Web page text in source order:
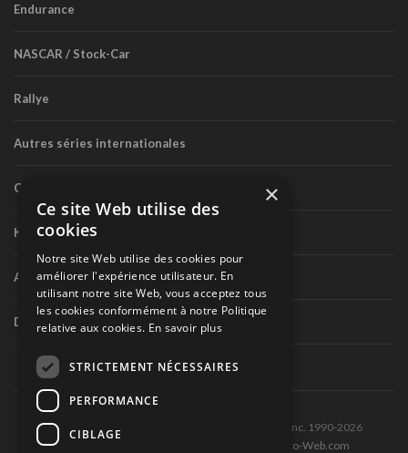
Endurance
NASCAR / Stock-Car
Rallye
Autres séries internationales
Circuit routier canadien
Karting
Autres séries nationales
Divers
Tous droits réservés © Les Éditions Pole-Position inc. 1990-2026
Ce site est produit et hébergé par Montréal-Photo-Web.com
×
Ce site Web utilise des
cookies
Notre site Web utilise des cookies pour
améliorer l'expérience utilisateur. En
utilisant notre site Web, vous acceptez tous
les cookies conformément à notre Politique
relative aux cookies. En savoir plus
STRICTEMENT NÉCESSAIRES
PERFORMANCE
CIBLAGE